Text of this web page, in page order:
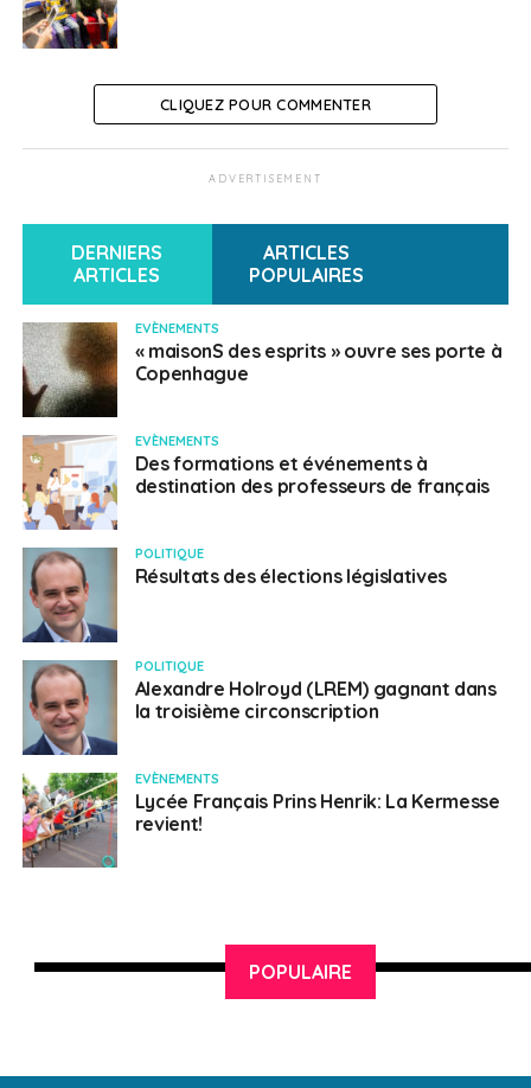
CLIQUEZ POUR COMMENTER
ADVERTISEMENT
DERNIERS
ARTICLES
ARTICLES
POPULAIRES
EVÈNEMENTS
« maisonS des esprits » ouvre ses porte à
Copenhague
EVÈNEMENTS
Des formations et événements à
destination des professeurs de français
POLITIQUE
Résultats des élections législatives
POLITIQUE
Alexandre Holroyd (LREM) gagnant dans
la troisième circonscription
EVÈNEMENTS
Lycée Français Prins Henrik: La Kermesse
revient!
POPULAIRE